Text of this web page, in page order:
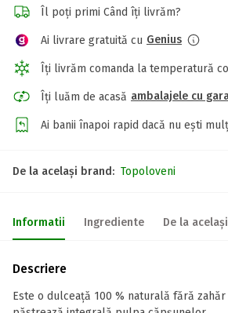
Îl poți primi Când îți livrăm?
Ai livrare gratuită cu Genius
Îți livrăm comanda la temperatură
Îți luăm de acasă ambalajele cu
Ai banii înapoi rapid dacă nu ești
De la același brand: Topoloveni
Informatii Ingrediente De la
Descriere
Este o dulceață 100 % naturală fără zahăr